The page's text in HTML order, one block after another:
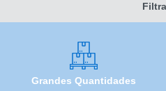
Grandes Quantidades